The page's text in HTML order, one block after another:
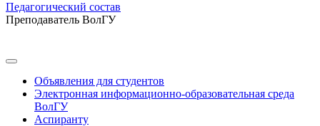
Педагогический состав
Преподаватель ВолГУ
Объявления для студентов
Электронная информационно-образовательная среда
ВолГУ
Аспиранту